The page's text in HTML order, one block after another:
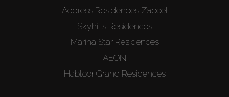
Address Residences Zabeel
Skyhills Residences
Marina Star Residences
AEON
Habtoor Grand Residences